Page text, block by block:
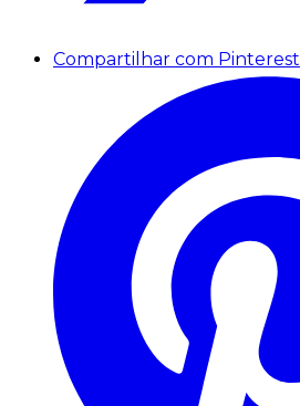
Compartilhar com Pinterest